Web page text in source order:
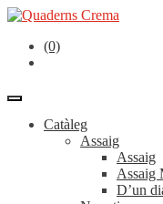
(0)
Catàleg
Assaig
Assaig
Assaig
D’un